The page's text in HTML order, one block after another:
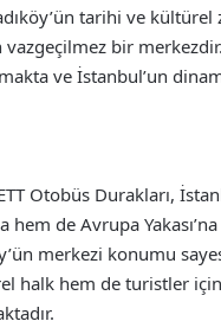
tarihi ve
bir
ve İstanbul’un
Otobüs Durakları,
hem de Avrupa
merkezi konumu
halk hem de turistler